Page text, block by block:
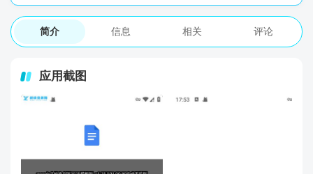
简介 信息 相关 评论
应用截图